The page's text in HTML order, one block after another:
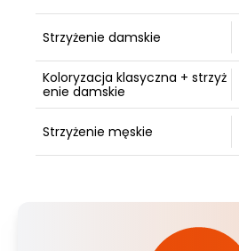
Strzyżenie damskie
Koloryzacja klasyczna + strzyż
enie damskie
Strzyżenie męskie